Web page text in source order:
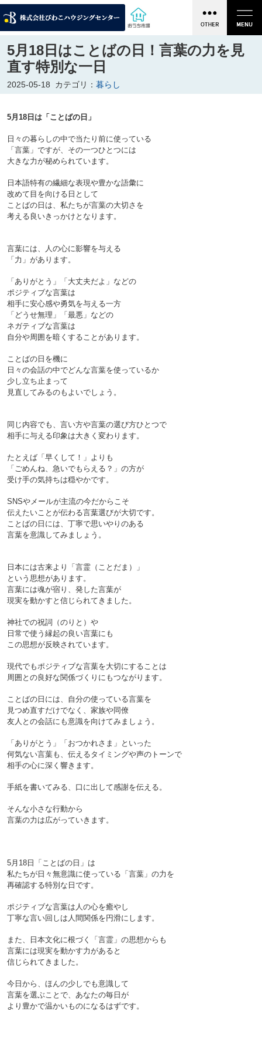
5月18日はことばの日！言葉の力を見
直す特別な一日
2025-05-18 カテゴリ： 暮らし
5月18日は「ことばの日」
日々の暮らしの中で当たり前に使っている
「言葉」ですが、その一つひとつには
大きな力が秘められています。
日本語特有の繊細な表現や豊かな語彙に
改めて目を向ける日として
ことばの日は、私たちが言葉の大切さを
考える良いきっかけとなります。
言葉には、人の心に影響を与える
「力」があります。
「ありがとう」「大丈夫だよ」などの
ポジティブな言葉は
相手に安心感や勇気を与える一方
「どうせ無理」「最悪」などの
ネガティブな言葉は
自分や周囲を暗くすることがあります。
ことばの日を機に
日々の会話の中でどんな言葉を使っているか
少し立ち止まって
見直してみるのもよいでしょう。
同じ内容でも、言い方や言葉の選び方ひとつで
相手に与える印象は大きく変わります。
たとえば「早くして！」よりも
「ごめんね、急いでもらえる？」 の方が
受け手の気持ちは穏やかです。
SNSやメールが主流の今だからこそ
伝えたいことが伝わる言葉選びが大切です。
ことばの日には、丁寧で思いやりのある
言葉を意識してみましょう。
日本には古来より「言霊（ことだま）」
という思想があります。
言葉には魂が宿り、発した言葉が
現実を動かすと信じられてきました。
神社での祝詞（のりと）や
日常で使う縁起の良い言葉にも
この思想が反映されています。
現代でもポジティブな言葉を大切にすることは
周囲との良好な関係づくりにもつながります。
ことばの日には、自分の使っている言葉を
見つめ直すだけでなく、家族や同僚
友人との会話にも意識を向けてみましょう。
「ありがとう」「おつかれさま」といった
何気ない言葉も、伝えるタイミングや声のトーンで
相手の心に深く響きます。
手紙を書いてみる、口に出して感謝を伝える。
そんな小さな行動から
言葉の力は広がっていきます。
5月18日「ことばの日」は
私たちが日々無意識に使っている「言葉」の力を
再確認する特別な日です。
ポジティブな言葉は人の心を癒やし
丁寧な言い回しは人間関係を円滑にします。
また、日本文化に根づく「言霊」の思想からも
言葉には現実を動かす力があると
信じられてきました。
今日から、ほんの少しでも意識して
言葉を選ぶことで、あなたの毎日が
より豊かで温かいものになるはずです。